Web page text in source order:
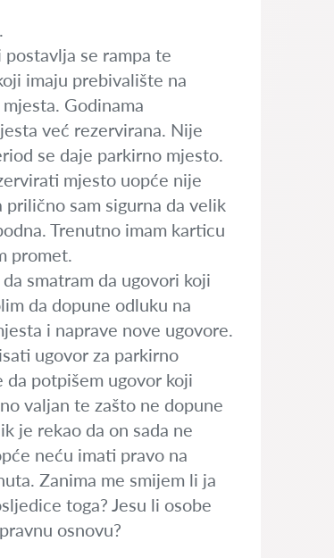
se rampa te
imaju prebivalište na
Godinama
već rezervirana. Nije
se daje parkirno mjesto.
mjesto uopće nije
sam sigurna da velik
Trenutno imam karticu
promet.
smatram da ugovori koji
da dopune odluku na
i naprave nove ugovore.
ugovor za parkirno
da potpišem ugovor koji
valjan te zašto ne dopune
je rekao da on sada ne
neću imati pravo na
Zanima me smijem li ja
toga? Jesu li osobe
osnovu?